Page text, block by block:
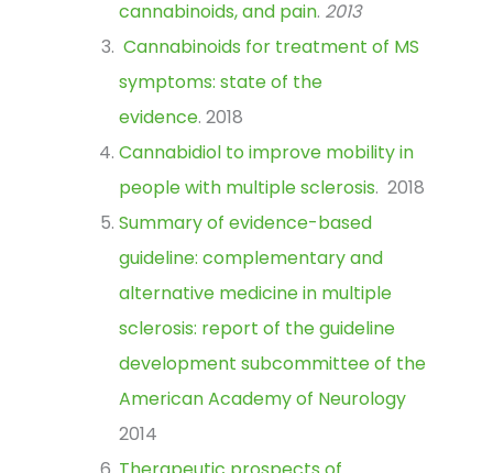
cannabinoids, and pain. 2013
Cannabinoids for treatment of MS
symptoms: state of the
evidence. 2018
Cannabidiol to improve mobility in
people with multiple sclerosis. 2018
Summary of evidence-based
guideline: complementary and
alternative medicine in multiple
sclerosis: report of the guideline
development subcommittee of the
American Academy of Neurology
2014